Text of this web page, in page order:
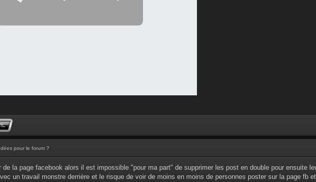
pour le forum ?
de la page facebook alors il est impossible "pour ma part" de supprimer les post en double pour ensuite
un travail monstre derrière et le risque de voir de moins en moins de personnes poster sur la page fb